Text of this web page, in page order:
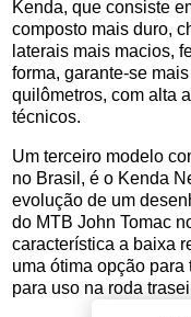
Kenda, que consiste
composto mais duro,
laterais mais macios,
forma, garante-se
quilômetros, com alta
técnicos.
Um terceiro modelo
no Brasil, é o Kenda
evolução de um
do MTB John Tomac
característica a baixa
uma ótima opção
para uso na roda